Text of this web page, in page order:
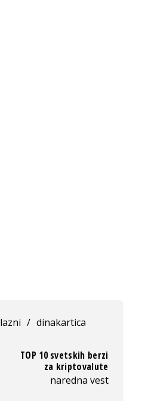
lazni / dinakartica
TOP 10 svetskih berzi
za kriptovalute
naredna vest